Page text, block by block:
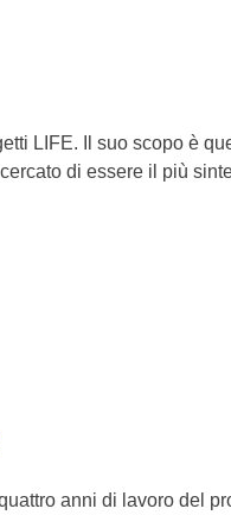
LIFE. Il suo scopo è
di essere il più
anni di lavoro del